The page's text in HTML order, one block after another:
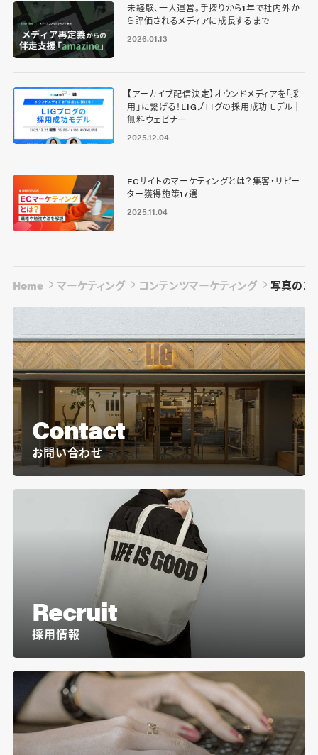
未経験、一人運営。手探りから1年で社内外か
ら評価されるメディアに成長するまで
2026.01.13
【アーカイブ配信決定】オウンドメディアを「採
用」に繋げる！LIGブログの採用成功モデル｜
無料ウェビナー
2025.12.04
ECサイトのマーケティングとは？集客・リピー
ター獲得施策17選
2025.11.04
Home マーケティング コンテンツマーケティング 写真のコ
Contact
お問い合わせ
Recruit
採用情報